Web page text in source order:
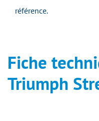
référence.
Fiche
Triumph